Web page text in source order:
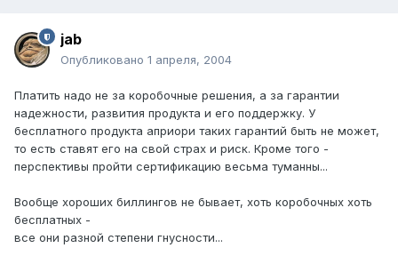
jab
Опубликовано 1 апреля, 2004
Платить надо не за коробочные решения, а за гарантии
надежности, развития продукта и его поддержку. У
бесплатного продукта априори таких гарантий быть не может,
то есть ставят его на свой страх и риск. Кроме того -
перспективы пройти сертификацию весьма туманны...
Вообще хороших биллингов не бывает, хоть коробочных хоть
бесплатных -
все они разной степени гнусности...